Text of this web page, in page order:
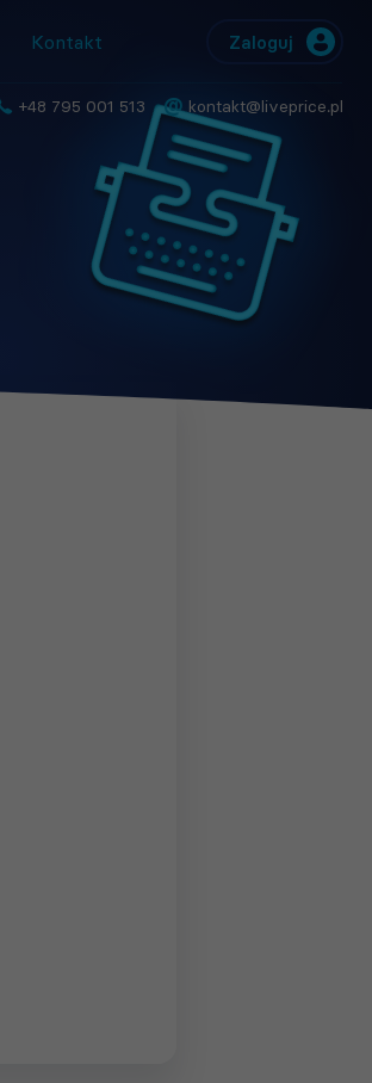
Kontakt Zaloguj
+48 795 001 513 @ kontakt@liveprice.pl